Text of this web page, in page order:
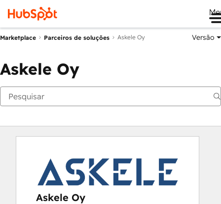
Marketplace Parceiros de soluções Askele Oy Versão
Askele Oy
Askele Oy